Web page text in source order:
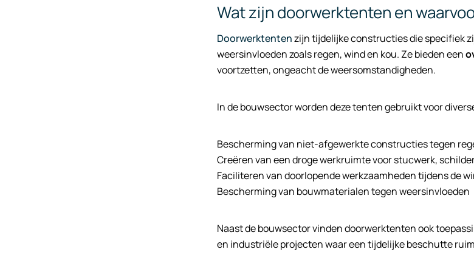
Wat zijn doorwerktenten en
Doorwerktentenzijn tijdelijke constructies die specifiek
weersinvloeden zoals regen, wind en kou. Ze bieden een
voortzetten, ongeacht de weersomstandigheden.
In de bouwsector worden deze tenten gebruikt voor
Bescherming van niet-afgewerkte constructies tegen
Creëren van een droge werkruimte voor stucwerk,
Faciliteren van doorlopende werkzaamheden tijdens de
Bescherming van bouwmaterialen tegen weersinvloeden
Naast de bouwsector vinden doorwerktenten ook
en industriële projecten waar een tijdelijke beschutte